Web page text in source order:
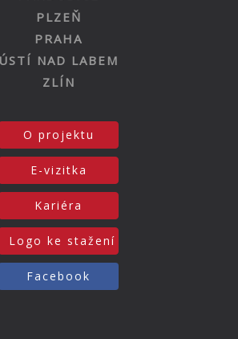
PLZEŇ
PRAHA
ÚSTÍ NAD LABEM
ZLÍN
O projektu
E-vizitka
Kariéra
Logo ke stažení
Facebook